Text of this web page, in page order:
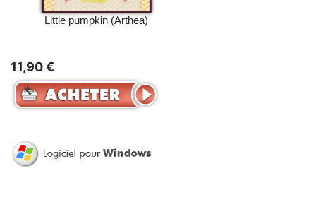
Little pumpkin (Arthea)
11,90 €